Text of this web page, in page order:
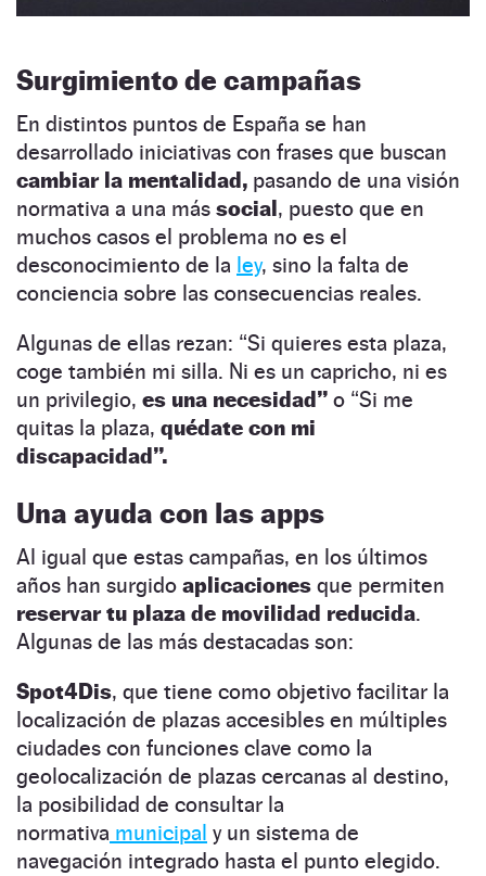
Surgimiento de campañas
En distintos puntos de España se han
desarrollado iniciativas con frases que buscan
cambiar la mentalidad, pasando de una visión
normativa a una más social, puesto que en
muchos casos el problema no es el
desconocimiento de la ley, sino la falta de
conciencia sobre las consecuencias reales.
Algunas de ellas rezan: “Si quieres esta plaza,
coge también mi silla. Ni es un capricho, ni es
un privilegio, es una necesidad” o “Si me
quitas la plaza, quédate con mi
discapacidad”.
Una ayuda con las apps
Al igual que estas campañas, en los últimos
años han surgido aplicaciones que permiten
reservar tu plaza de movilidad reducida.
Algunas de las más destacadas son:
Spot4Dis, que tiene como objetivo facilitar la
localización de plazas accesibles en múltiples
ciudades con funciones clave como la
geolocalización de plazas cercanas al destino,
la posibilidad de consultar la
normativa municipal y un sistema de
navegación integrado hasta el punto elegido.